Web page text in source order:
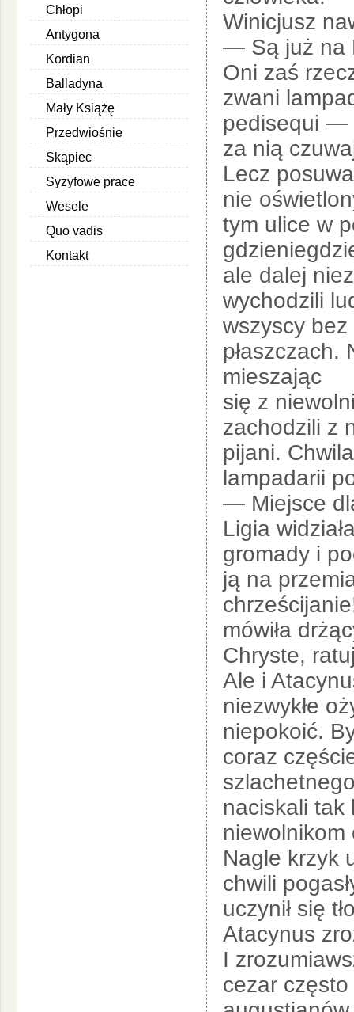
Chłopi
Antygona
Kordian
Balladyna
Mały Książę
Przedwiośnie
Skąpiec
Syzyfowe prace
Wesele
Quo vadis
Kontakt
Winicjusz
— Są już na
Oni zaś
zwani
pedisequi —
za nią
Lecz
nie
tym ulice w
ale dalej
wychodzili
wszyscy
płaszczach.
mieszając
się z
zachodzili z
pijani.
lampadarii
— Miejsce
Ligia
gromady i
ją na
mówiła
Chryste,
Ale i
niezwykłe
niepokoić.
coraz
naciskali tak
Nagle krzyk
chwili
uczynił się
Atacynus
I
cezar